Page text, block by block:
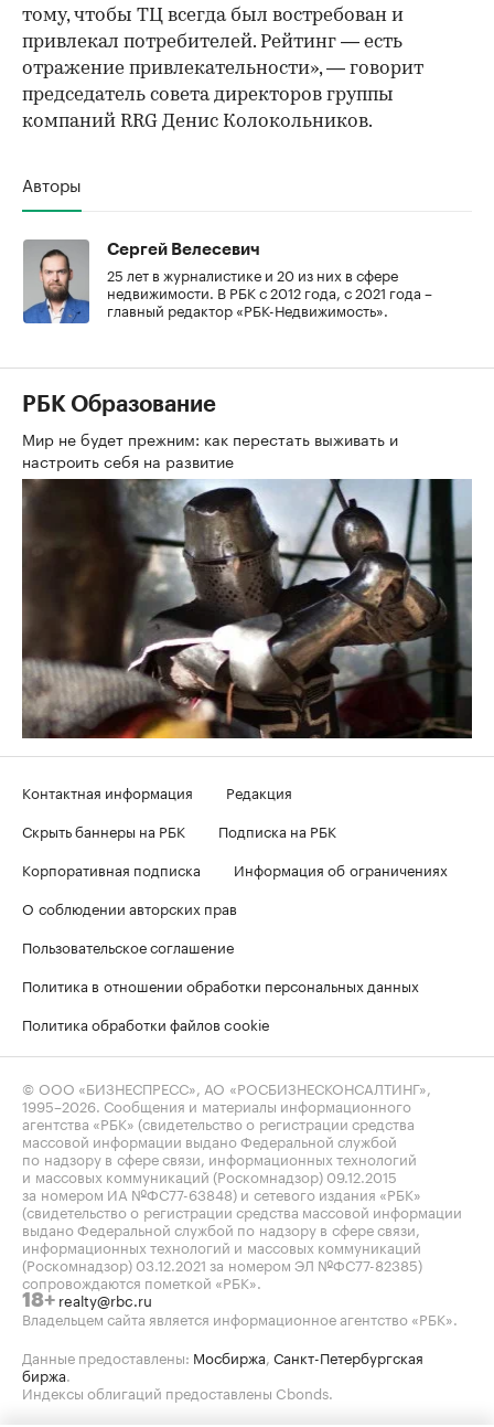
тому, чтобы ТЦ всегда был востребован и
привлекал потребителей. Рейтинг — есть
отражение привлекательности», — говорит
председатель совета директоров группы
компаний RRG Денис Колокольников.
Авторы
Сергей Велесевич
25 лет в журналистике и 20 из них в сфере
недвижимости. В РБК с 2012 года, с 2021 года –
главный редактор «РБК-Недвижимость».
РБК Образование
Мир не будет прежним: как перестать выживать и
настроить себя на развитие
Контактная информация
Редакция
Скрыть баннеры на РБК
Подписка на РБК
Корпоративная подписка
Информация об ограничениях
О соблюдении авторских прав
Пользовательское соглашение
Политика в отношении обработки персональных данных
Политика обработки файлов cookie
© ООО «БИЗНЕСПРЕСС», АО «РОСБИЗНЕСКОНСАЛТИНГ»,
1995–2026 . Сообщения и материалы информационного
агентства «РБК» (свидетельство о регистрации средства
массовой информации выдано Федеральной службой
по надзору в сфере связи, информационных технологий
и массовых коммуникаций (Роскомнадзор) 09.12.2015
за номером ИА №ФС77-63848) и сетевого издания «РБК»
(свидетельство о регистрации средства массовой информации
выдано Федеральной службой по надзору в сфере связи,
информационных технологий и массовых коммуникаций
(Роскомнадзор) 03.12.2021 за номером ЭЛ №ФС77-82385)
сопровождаются пометкой «РБК».
18+ realty@rbc.ru
Владельцем сайта является информационное агентство «РБК».
Данные предоставлены: Мосбиржа Санкт-Петербургская
биржа
Индексы облигаций предоставлены Cbonds.